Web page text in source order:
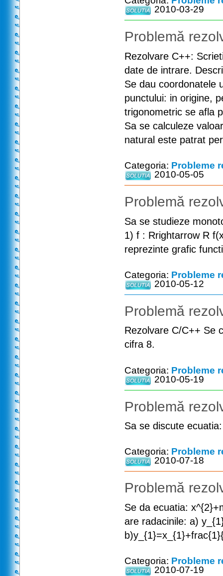
2010-03-29
Problemă
Rezolvare C++:
date de intrare.
Se dau coordonatele
punctului: in origine,
trigonometric se afla
Sa se calculeze
natural este patrat
Categoria: Probleme
2010-05-05
Problemă
Sa se studieze
1) f : Rrightarrow R
reprezinte grafic
Categoria: Probleme
2010-05-12
Problemă
Rezolvare C/C++ Se
cifra 8.
Categoria: Probleme
2010-05-19
Problemă
Sa se discute
Categoria: Probleme
2010-07-18
Problemă
Se da ecuatia:
are radacinile: a)
Categoria: Probleme
2010-07-19